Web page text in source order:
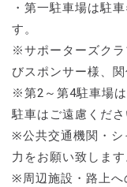
・第一駐車場は駐
す。
※サポーターズクラ
びスポンサー様、
※第2～第4駐車場は
駐車はご遠慮くださ
※公共交通機関・シ
力をお願い致します
※周辺施設・路上へ